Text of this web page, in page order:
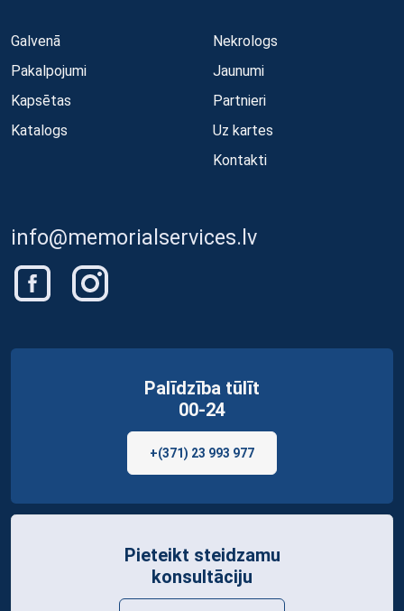
Galvenā
Pakalpojumi
Kapsētas
Katalogs
Nekrologs
Jaunumi
Partnieri
Uz kartes
Kontakti
info@memorialservices.lv
Palīdzība tūlīt
00-24
+(371) 23 993 977
Pieteikt steidzamu
konsultāciju